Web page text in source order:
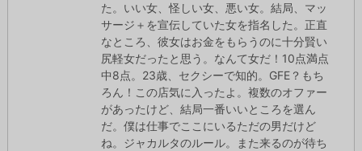
た。いい女、怪しい女、悪い女。結局、マッ
サージ＋を宣伝していた女を指名した。正直
なところ、彼女はお金をもらうのに十分賢い
尻軽女だったと思う。なんて女だ！10点満点
中8点。23歳、セクシーで知的。GFE？もち
ろん！この店気に入ったよ。複数のオファー
があったけど、結局一番いいところを選ん
だ。僕は仕事でここにいるただの男だけど
ね。ジャカルタのルール。また来るのが待ち